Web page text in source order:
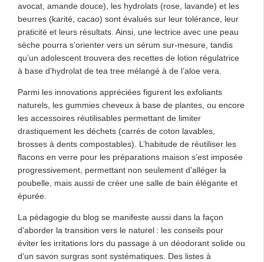
avocat, amande douce), les hydrolats (rose, lavande) et les
beurres (karité, cacao) sont évalués sur leur tolérance, leur
praticité et leurs résultats. Ainsi, une lectrice avec une peau
sèche pourra s’orienter vers un sérum sur-mesure, tandis
qu’un adolescent trouvera des recettes de lotion régulatrice
à base d’hydrolat de tea tree mélangé à de l’aloe vera.
Parmi les innovations appréciées figurent les exfoliants
naturels, les gummies cheveux à base de plantes, ou encore
les accessoires réutilisables permettant de limiter
drastiquement les déchets (carrés de coton lavables,
brosses à dents compostables). L’habitude de réutiliser les
flacons en verre pour les préparations maison s’est imposée
progressivement, permettant non seulement d’alléger la
poubelle, mais aussi de créer une salle de bain élégante et
épurée.
La pédagogie du blog se manifeste aussi dans la façon
d’aborder la transition vers le naturel : les conseils pour
éviter les irritations lors du passage à un déodorant solide ou
d’un savon surgras sont systématiques. Des listes à